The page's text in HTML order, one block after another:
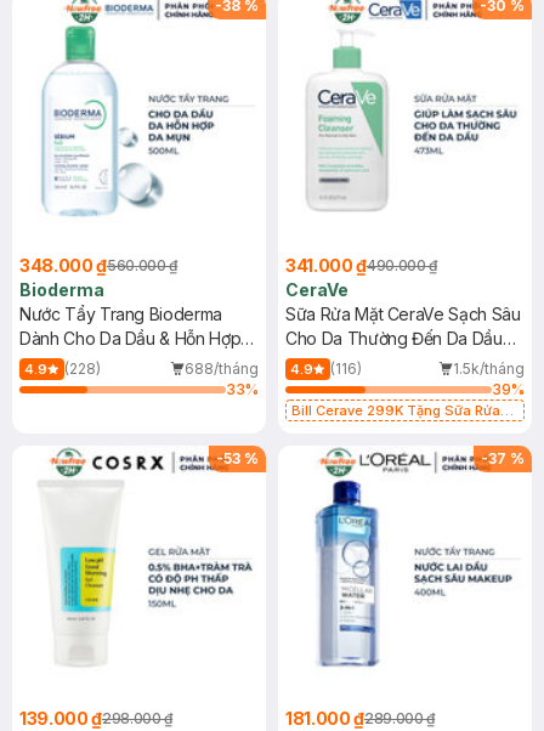
-38 %
348.000 ₫560.000 ₫
Bioderma
Nước Tẩy Trang Bioderma
Dành Cho Da Dầu & Hỗn Hợp
500ml
4.9 (228)
688/tháng
33%
-30 %
341.000 ₫490.000 ₫
CeraVe
Sữa Rửa Mặt CeraVe Sạch Sâu
Cho Da Thường Đến Da Dầu
473ml
4.9 (116)
1.5k/tháng
39%
Bill Cerave 299K Tặng Sữa Rửa
-53 %
139.000 ₫298.000 ₫
-37 %
181.000 ₫289.000 ₫